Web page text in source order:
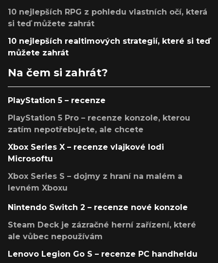
10 nejlepších RPG z pohledu vlastních očí, která
si teď můžete zahrát
10 nejlepších realtimových strategií, které si teď
můžete zahrát
Na čem si zahrát?
PlayStation 5 – recenze
PlayStation 5 Pro – recenze konzole, kterou
zatím nepotřebujete, ale chcete
Xbox Series X – recenze vlajkové lodi
Microsoftu
Xbox Series S – dojmy z hraní na malém a
levném Xboxu
Nintendo Switch 2 – recenze nové konzole
Steam Deck je zázračné herní zařízení, které
ale vůbec nepoužívám
Lenovo Legion Go S – recenze PC handheldu